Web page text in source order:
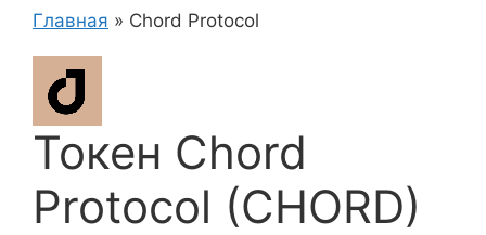
Главная » Chord Protocol
Токен Chord
Protocol (CHORD)